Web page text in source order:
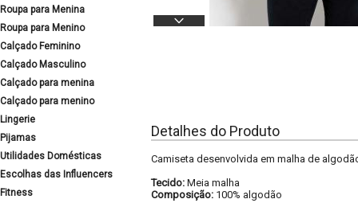
Roupa para Menina
Roupa para Menino
Calçado Feminino
Calçado Masculino
Calçado para menina
Calçado para menino
Lingerie
Pijamas
Utilidades Domésticas
Escolhas das Influencers
Fitness
Detalhes do Produto
Camiseta desenvolvida em malha de
Tecido: Meia malha
Composição: 100% algodão